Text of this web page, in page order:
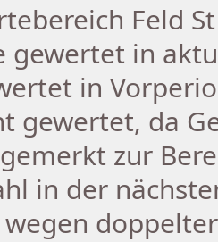
Feld
gewertet in
in
gewertet, da
zur
in der